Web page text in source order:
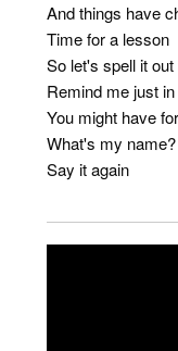
And things have
Time for a lesson
So let's spell it out
Remind me just
You might have
What's my name?
Say it again